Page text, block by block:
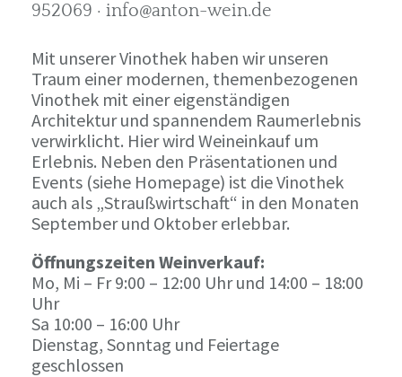
952069 · info@anton-wein.de
Mit unserer Vinothek haben wir unseren
Traum einer modernen, themenbezogenen
Vinothek mit einer eigenständigen
Architektur und spannendem Raumerlebnis
verwirklicht. Hier wird Weineinkauf um
Erlebnis. Neben den Präsentationen und
Events (siehe Homepage) ist die Vinothek
auch als „Straußwirtschaft“ in den Monaten
September und Oktober erlebbar.
Öffnungszeiten Weinverkauf:
Mo, Mi – Fr 9:00 – 12:00 Uhr und 14:00 – 18:00
Uhr
Sa 10:00 – 16:00 Uhr
Dienstag, Sonntag und Feiertage
geschlossen